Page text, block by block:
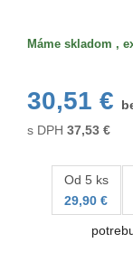
Máme skladom ,
30,51 €
s DPH 37,53 €
Od 5 ks
29,90 €